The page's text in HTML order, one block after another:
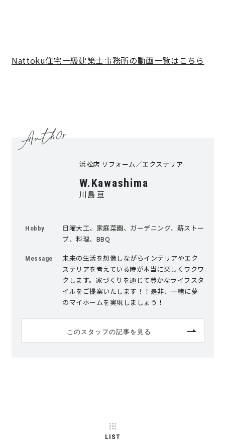
Nattoku住宅一級建築士事務所の動画一覧はこちら
浜松店 リフォーム／エクステリア
W.Kawashima
川島 亘
Hobby
日曜大工、家庭菜園、ガーデニング、薪ストー
ブ、料理、BBQ
Message
未来の生活を想像しながらインテリアやエク
ステリアを考えている時が本当に楽しくワクワ
クします。家づくりを通じて豊かなライフスタ
イルをご提案いたします！！是非、一緒に夢
のマイホームを実現しましょう！
このスタッフの記事を見る
LIST